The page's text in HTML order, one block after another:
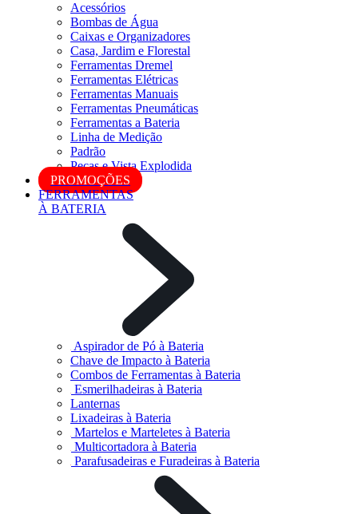
Acessórios
Bombas de Água
Caixas e Organizadores
Casa, Jardim e Florestal
Ferramentas Dremel
Ferramentas Elétricas
Ferramentas Manuais
Ferramentas Pneumáticas
Ferramentas a Bateria
Linha de Medição
Padrão
Peças e Vista Explodida
PROMOÇÕES
FERRAMENTAS
À BATERIA
Aspirador de Pó à Bateria
Chave de Impacto à Bateria
Combos de Ferramentas à Bateria
Esmerilhadeiras à Bateria
Lanternas
Lixadeiras à Bateria
Martelos e Marteletes à Bateria
Multicortadora à Bateria
Parafusadeiras e Furadeiras à Bateria